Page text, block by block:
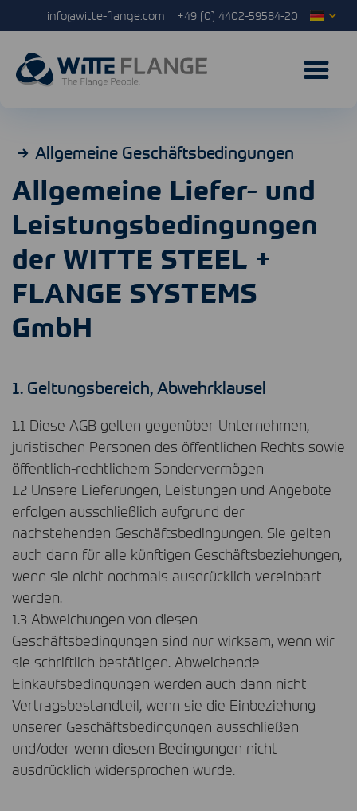
info@witte-flange.com +49 (0) 4402-59584-20
Allgemeine Geschäftsbedingungen
Allgemeine Liefer- und
Leistungsbedingungen
der WITTE STEEL +
FLANGE SYSTEMS
GmbH
1. Geltungsbereich, Abwehrklausel
1.1 Diese AGB gelten gegenüber Unternehmen,
juristischen Personen des öffentlichen Rechts sowie
öffentlich-rechtlichem Sondervermögen
1.2 Unsere Lieferungen, Leistungen und Angebote
erfolgen ausschließlich aufgrund der
nachstehenden Geschäftsbedingungen. Sie gelten
auch dann für alle künftigen Geschäftsbeziehungen,
wenn sie nicht nochmals ausdrücklich vereinbart
werden.
1.3 Abweichungen von diesen
Geschäftsbedingungen sind nur wirksam, wenn wir
sie schriftlich bestätigen. Abweichende
Einkaufsbedingungen werden auch dann nicht
Vertragsbestandteil, wenn sie die Einbeziehung
unserer Geschäftsbedingungen ausschließen
und/oder wenn diesen Bedingungen nicht
ausdrücklich widersprochen wurde.